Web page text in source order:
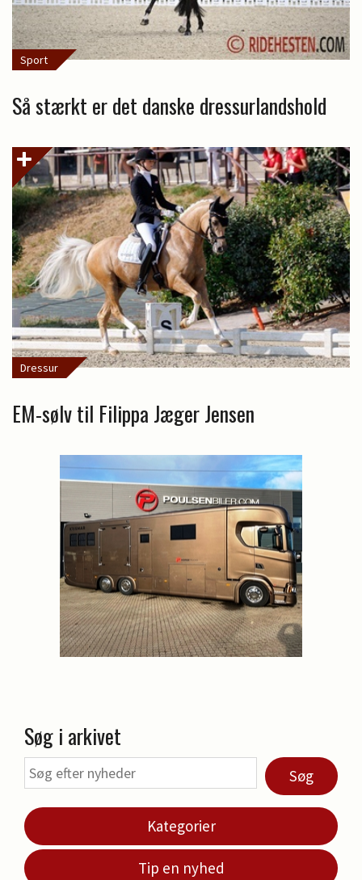
Sport
Så stærkt er det danske dressurlandshold
Dressur
EM-sølv til Filippa Jæger Jensen
Søg i arkivet
Søg
Kategorier
Tip en nyhed